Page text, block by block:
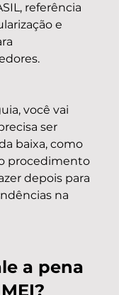
referência
e
você vai
ser
baixa, como
procedimento
depois para
na
a pena